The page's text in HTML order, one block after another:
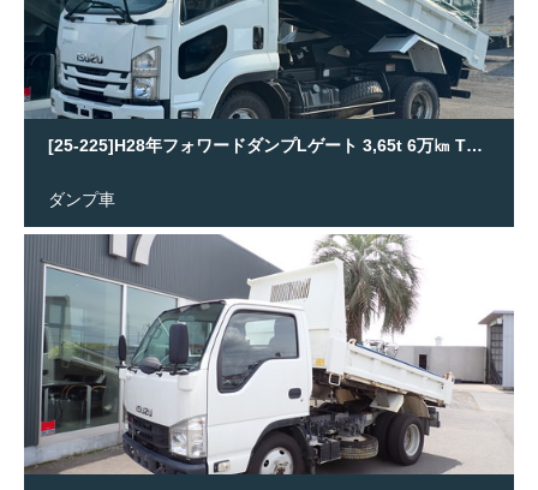
[25-225]H28年フォワードダンプLゲート 3,65t 6万㎞ TKG-FRR90S1
ダンプ車